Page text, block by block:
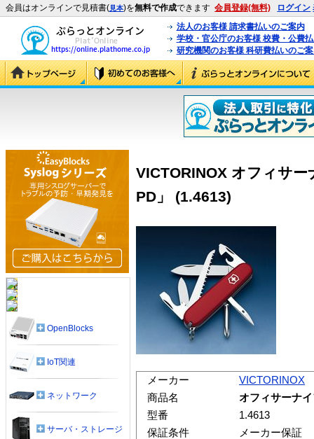
会員はオンラインで見積書(見本)を無料で作成できます 会員登録(無料) ログイン
法人のお客様 請求書払いのご案内
学校・官公庁のお客様 校費・公費
研究機関のお客様 科研費払いのご
VICTORINOX オフィサ
PD」 (1.4613)
メーカー
VICTORINOX
商品名
オフィサーナ
型番
1.4613
保証条件
メーカー保証
OpenBlocks
IoT関連
ネットワーク
サーバ・ストレージ